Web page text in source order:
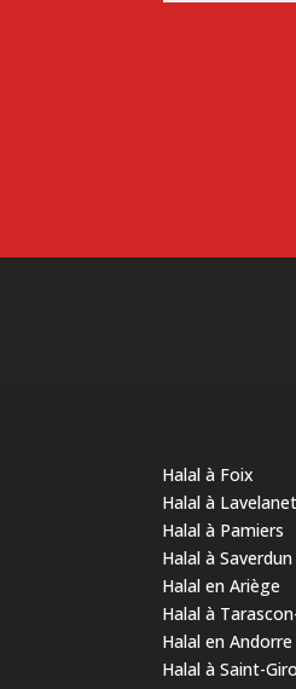
Halal à Foix
Halal à Lavelanet
Halal à Pamiers
Halal à Saverdun
Halal en Ariège
Halal à
Halal en Andorre
Halal à Saint-